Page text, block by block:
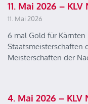
11. Mai 2026 –
11. Mai 2026
6 mal Gold für Kärnten
Staatsmeisterschaften
Meisterschaften der
4. Mai 2026 – KLV